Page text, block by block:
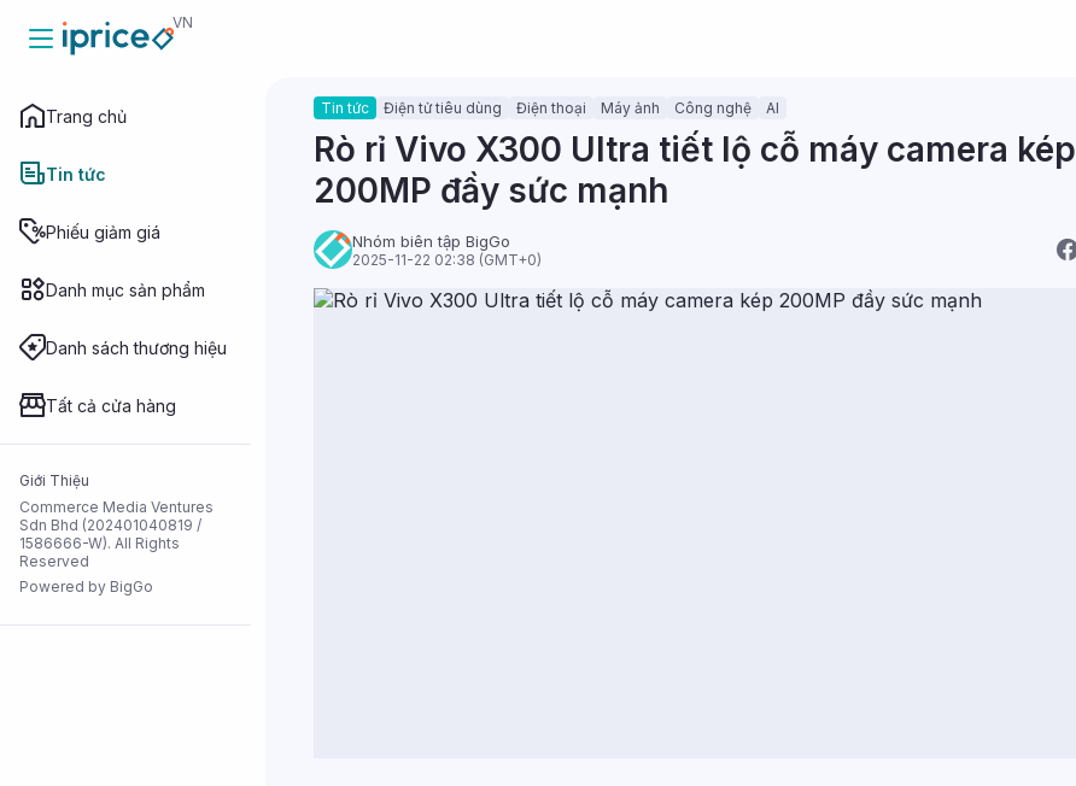
VN
Trang chủ
Tin tức
Phiếu giảm giá
Danh mục sản phẩm
Danh sách thương hiệu
Tất cả cửa hàng
Giới Thiệu
Commerce Media Ventures
Sdn Bhd (202401040819 /
1586666-W). All Rights
Reserved
Powered by BigGo
Tin tức
Phiếu giảm
phẩm
Danh sách
thương hiệu
Tất cả cửa
Tin tức Điện tử tiêu dùng Điện thoại Máy ảnh Công nghệ AI
Rò rỉ Vivo X300 Ultra tiết lộ cỗ máy camera kép
200MP đầy sức mạnh
Nhóm biên tập BigGo
2025-11-22 02:38 (GMT+0)